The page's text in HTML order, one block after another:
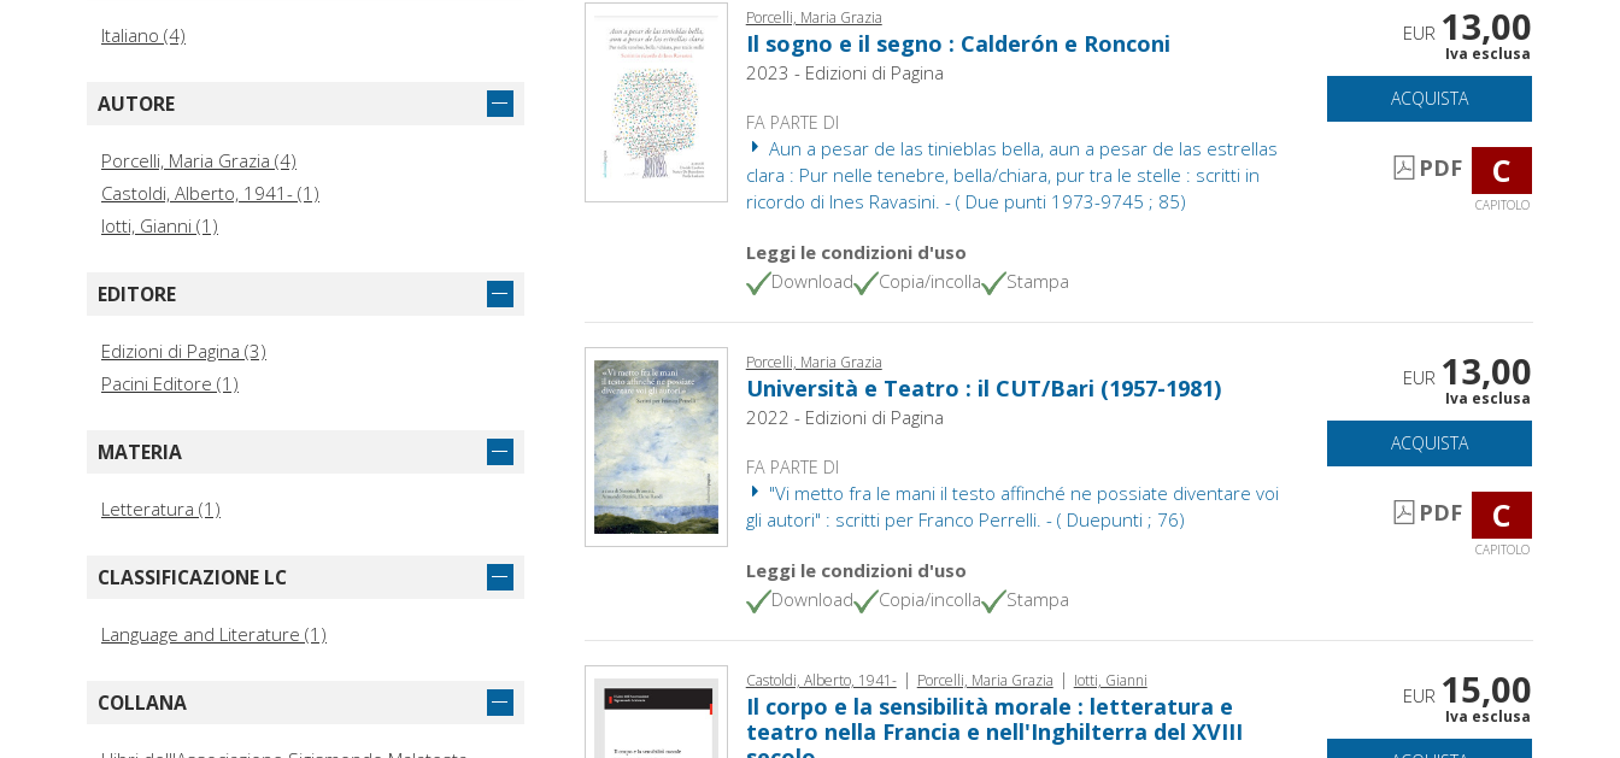
Italiano (4)
AUTORE
Porcelli, Maria Grazia (4)
Castoldi, Alberto, 1941- (1)
Iotti, Gianni (1)
EDITORE
Edizioni di Pagina (3)
Pacini Editore (1)
MATERIA
Letteratura (1)
CLASSIFICAZIONE LC
Language and Literature (1)
COLLANA
Porcelli, Maria Grazia
Il sogno e il segno : Calderón e Ronconi
2023 - Edizioni di Pagina
FA PARTE DI
Aun a pesar de las tinieblas bella, aun a pesar de las estrellas
clara : Pur nelle tenebre, bella/chiara, pur tra le stelle : scritti in
ricordo di Ines Ravasini. - ( Due punti 1973-9745 ; 85)
Leggi le condizioni d'uso
Download
Copia/incolla Stampa
EUR 13,00
Iva esclusa
ACQUISTA
PDF C
CAPITOLO
Porcelli, Maria Grazia
Università e Teatro : il CUT/Bari (1957-1981)
2022 - Edizioni di Pagina
FA PARTE DI
"Vi metto fra le mani il testo affinché ne possiate diventare voi
gli autori" : scritti per Franco Perrelli. - ( Duepunti ; 76)
Leggi le condizioni d'uso
Download
Copia/incolla Stampa
EUR 13,00
Iva esclusa
ACQUISTA
PDF C
CAPITOLO
Castoldi, Alberto, 1941- | Porcelli, Maria Grazia | Iotti, Gianni
Il corpo e la sensibilità morale : letteratura e
teatro nella Francia e nell'Inghilterra del XVIII
EUR 15,00
Iva esclusa